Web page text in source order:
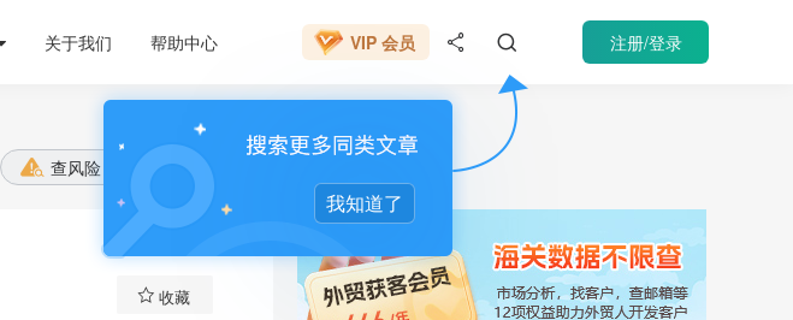
关于我们 帮助中心
VIP 会员
 
我知道了
注册/登录
 查风险  全球账款催收
收藏